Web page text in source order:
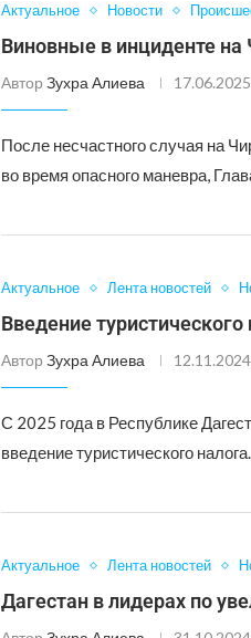
Актуальное Новости
Виновные в инциденте
Автор Зухра Алиева 17.06.2025
После несчастного случая на
во время опасного маневра,
Актуальное Лента новостей
Введение
Автор Зухра Алиева 12.11.2024
С 2025 года в Республике
введение туристического
Актуальное Лента новостей
Дагестан в лидерах по